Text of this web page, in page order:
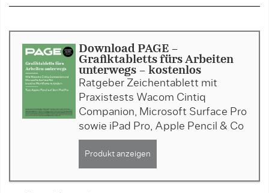
Download PAGE -
Grafiktabletts fürs Arbeiten
unterwegs - kostenlos
Ratgeber Zeichentablett mit
Praxistests Wacom Cintiq
Companion, Microsoft Surface Pro
sowie iPad Pro, Apple Pencil & Co
Produkt anzeigen